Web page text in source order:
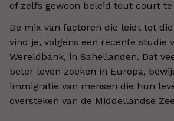
of zelfs gewoon beleid tout court te
De mix van factoren die leidt tot
vind je, volgens een recente studie
Wereldbank, in Sahellanden. Dat
beter leven zoeken in Europa,
immigratie van mensen die hun
oversteken van de Middellandse